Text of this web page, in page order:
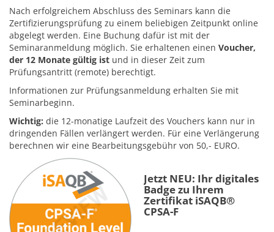
Nach erfolgreichem Abschluss des Seminars kann die
Zertifizierungsprüfung zu einem beliebigen Zeitpunkt online
abgelegt werden. Eine Buchung dafür ist mit der
Seminaranmeldung möglich. Sie erhaltenen einen Voucher,
der 12 Monate gültig ist und in dieser Zeit zum
Prüfungsantritt (remote) berechtigt.
Informationen zur Prüfungsanmeldung erhalten Sie mit
Seminarbeginn.
Wichtig: die 12-monatige Laufzeit des Vouchers kann nur in
dringenden Fällen verlängert werden. Für eine Verlängerung
berechnen wir eine Bearbeitungsgebühr von 50,- EURO.
Jetzt NEU: Ihr digitales
Badge zu Ihrem
Zertifikat iSAQB®
CPSA-F